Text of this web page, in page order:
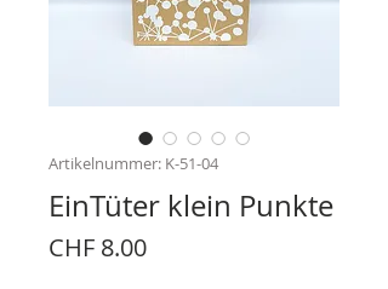
Artikelnummer: K-51-04
EinTüter klein Punkte
CHF 8.00Preis